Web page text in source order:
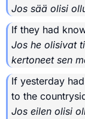
Jos sää olisi
If they had
Jos he olisivat
kertoneet sen
If yesterday
to the
Jos eilen olisi